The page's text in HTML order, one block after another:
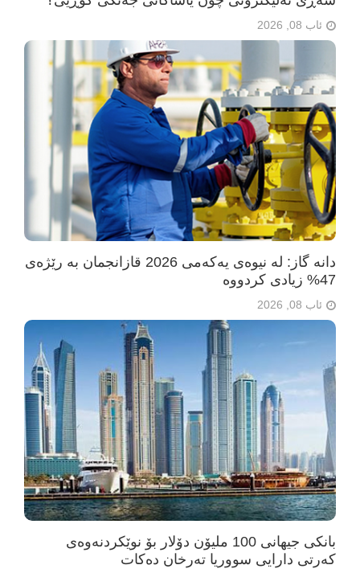
ئاب 08, 2026
دانە گاز: لە نیوەی یەکەمی 2026 قازانجمان بە رێژەی
47% زیادی کردووە
ئاب 08, 2026
بانکی جیهانی 100 ملیۆن دۆلار بۆ نوێکردنەوەی
کەرتی دارایی سووریا تەرخان دەکات